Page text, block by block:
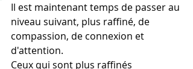
Il est maintenant temps de passer au
niveau suivant, plus raffiné, de
compassion, de connexion et
d'attention.
Ceux qui sont plus raffinés